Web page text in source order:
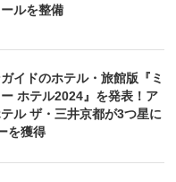
ルを整備
イドのホテル・旅館版『ミ
ホテル2024』を発表！ア
ル ザ・三井京都が3つ星に
を獲得